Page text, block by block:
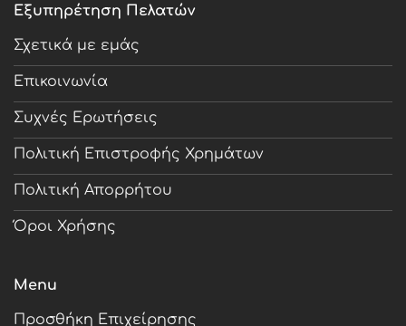
Εξυπηρέτηση Πελατών
Σχετικά με εμάς
Επικοινωνία
Συχνές Ερωτήσεις
Πολιτική Επιστροφής Χρημάτων
Πολιτική Απορρήτου
Όροι Χρήσης
Menu
Προσθήκη Επιχείρησης